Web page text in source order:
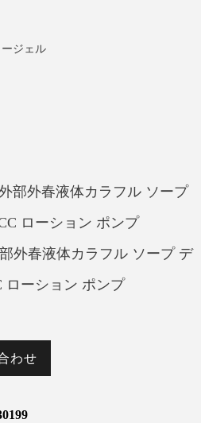
ジェル
部外春液体カラフル ソープ
ローション ポンプ
外春液体カラフル ソープ デ
ローション ポンプ
わせ